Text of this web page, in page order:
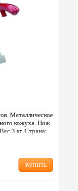
Металлическое
кожуха. Нож
3 кг. Страна:
Купить